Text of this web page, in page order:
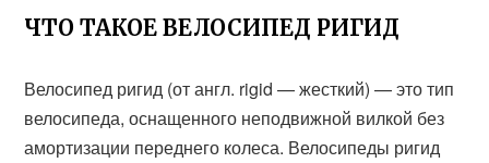
ЧТО ТАКОЕ ВЕЛОСИПЕД РИГИД
Велосипед ригид (от англ. rigid — жесткий) — это тип
велосипеда, оснащенного неподвижной вилкой без
амортизации переднего колеса. Велосипеды ригид